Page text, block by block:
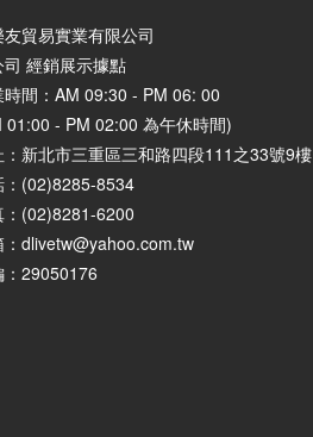
貿易實業有限公司
司 經銷展示據點
時間：AM 09:30 - PM 06: 00
01:00 - PM 02:00 為午休時間)
新北市三重區三和路四段111之33號9樓
：(02)8285-8534
：(02)8281-6200
：dlivetw@yahoo.com.tw
：29050176